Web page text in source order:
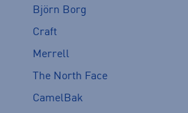
Björn Borg
Craft
Merrell
The North Face
CamelBak